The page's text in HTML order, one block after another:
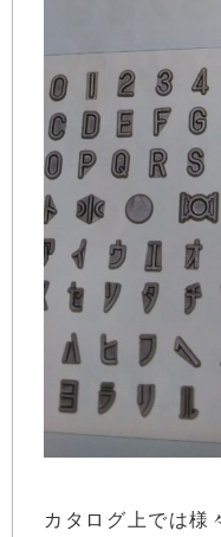
カタログ上では様